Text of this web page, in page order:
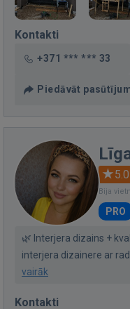
Kontakti
+371 *** *** 33
Piedāvāt
5.0
Bija
PRO
🌿 Interjera dizains +
interjera dizainere ar
vairāk
Kontakti